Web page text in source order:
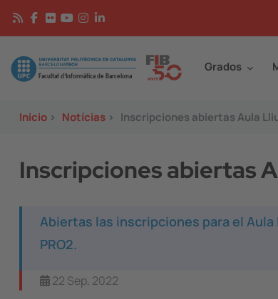
Pasar al contenido principal
Image Grados
Inicio > Notícias > Inscripciones abiertas Aula
Inscripciones abiertas
Abiertas las inscripciones para el Aula
PRO2.
22 Sep, 2022